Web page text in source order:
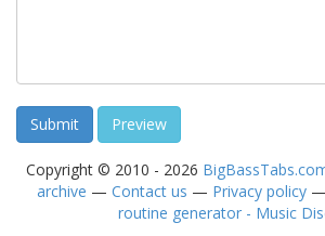
Copyright © 2010 - 2026
archive — Contact us — Privacy policy —
routine generator - Music